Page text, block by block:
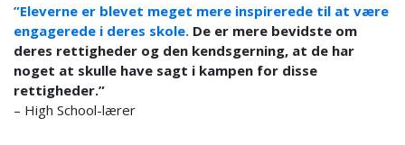
”Eleverne er blevet meget mere inspirerede til at være
engagerede i deres skole. De er mere bevidste om
deres rettigheder og den kendsgerning, at de har
noget at skulle have sagt i kampen for disse
rettigheder.”
– High School-lærer